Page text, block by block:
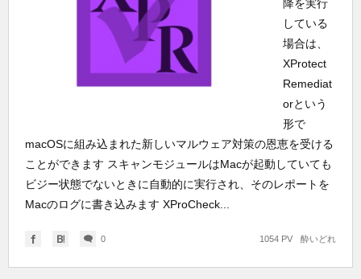
降を実行
している
場合は、
XProtect
Remediat
orという
形で
macOSに組み込まれた新しいマルウェア対策の恩恵を受ける
ことができます スキャンモジュールはMacが起動していても
ビジー状態でないときに自動的に実行され、そのレポートを
Macのログに書き込みます XProCheck...
0 酔いどれ
1054 PV